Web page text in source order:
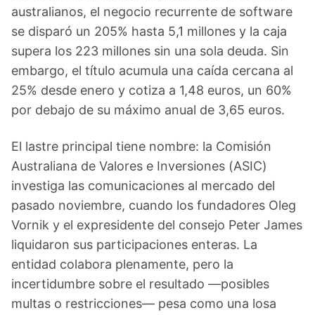
australianos, el negocio recurrente de software
se disparó un 205% hasta 5,1 millones y la caja
supera los 223 millones sin una sola deuda. Sin
embargo, el título acumula una caída cercana al
25% desde enero y cotiza a 1,48 euros, un 60%
por debajo de su máximo anual de 3,65 euros.
El lastre principal tiene nombre: la Comisión
Australiana de Valores e Inversiones (ASIC)
investiga las comunicaciones al mercado del
pasado noviembre, cuando los fundadores Oleg
Vornik y el expresidente del consejo Peter James
liquidaron sus participaciones enteras. La
entidad colabora plenamente, pero la
incertidumbre sobre el resultado —posibles
multas o restricciones— pesa como una losa